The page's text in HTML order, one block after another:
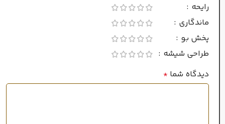
رایحه
ماندگاری
پخش بو
طراحی شیشه
دیدگاه شما *